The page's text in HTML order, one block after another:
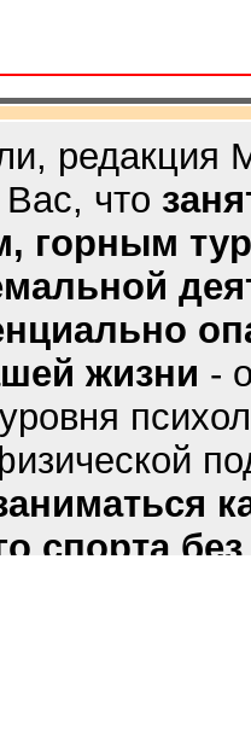
редакция
что
горным
жизни -
спорта